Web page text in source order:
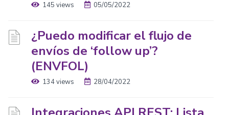
145 views 05/05/2022
¿Puedo modificar el flujo de
envíos de ‘follow up’?
(ENVFOL)
134 views 28/04/2022